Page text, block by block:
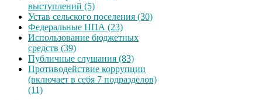
выступлений (5)
Устав сельского поселения (30)
Федеральные НПА (23)
Использование бюджетных
средств (39)
Публичные слушания (83)
Противодействие коррупции
(включает в себя 7 подразделов)
(11)